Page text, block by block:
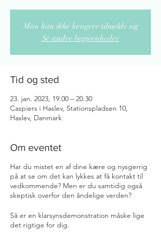
Man kan ikke længere tilmelde sig
Se andre begivenheder
Tid og sted
23. jan. 2023, 19.00 – 20.30
Caspiers i Haslev, Stationspladsen 10,
Haslev, Danmark
Om eventet
Har du mistet en af dine kære og nysgerrig
på at se om det kan lykkes at få kontakt til
vedkommende? Men er du samtidig også
skeptisk overfor den åndelige verden?
Så er en klarsynsdemonstration måske lige
det rigtige for dig.